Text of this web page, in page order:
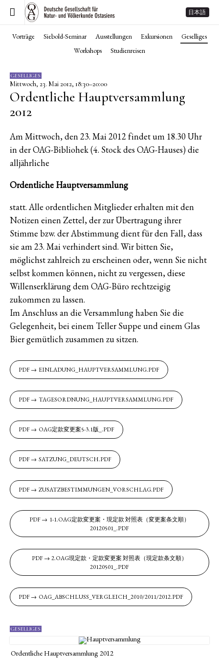
日本語
Vorträge Siebold-Seminar Ausstellungen Exkursionen
Geselliges
Workshops
Studienreisen
GESELLIGES
Mittwoch, 23. Mai 2012, 18:30–20:00
Ordentliche Hauptversammlung
2012
Am Mittwoch, den 23. Mai 2012 findet um 18.30 Uhr
in der OAG-Bibliohek (4. Stock des OAG-Hauses) die
alljährliche
Ordentliche Hauptversammlung
statt. Alle ordentlichen Mitglieder erhalten mit den
Notizen einen Zettel, der zur Übertragung ihrer
Stimme bzw. der Abstimmung dient für den Fall, dass
sie am 23. Mai verhindert sind. Wir bitten Sie,
möglichst zahlreich zu erscheinen oder, wenn Sie nicht
selbst kommen können, nicht zu vergessen, diese
Willenserklärung dem OAG-Büro rechtzeigig
zukommen zu lassen.
Im Anschluss an die Versammlung haben Sie die
Gelegenheit, bei einem Teller Suppe und einem Glas
Bier gemütlich zusammen zu sitzen.
EINLADUNG_HAUPTVERSAMMLUNG.PDF
TAGESORDNUNG_HAUPTVERSAMMLUNG.PDF
OAG定款変更案5-3.1版_.PDF
SATZUNG_DEUTSCH.PDF
ZUSATZBESTIMMUNGEN_VORSCHLAG.PDF
1-1.OAG定款変更案・現定款 対照表（変更案条文順）
20120501_.PDF
2.OAG現定款・定款変更案 対照表（現定款条文順）
20120501_.PDF
OAG_ABSCHLUSS_VERGLEICH_2010/2011/2012.PDF
GESELLIGES
Ordentliche Hauptversammlung 2012